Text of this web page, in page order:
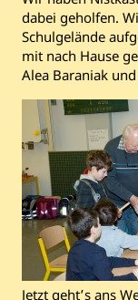
dabei geholfen.
Schulgelände
mit nach Hause
Alea Baraniak
Jetzt geht’s ans